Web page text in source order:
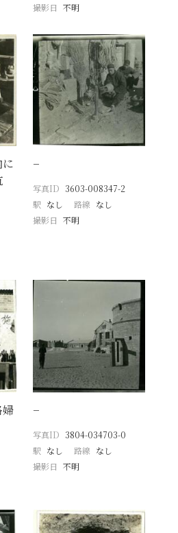
撮影日 不明
−
写真ID 3603-008347-2
駅 なし 路線 なし
撮影日 不明
婦
−
写真ID 3804-034703-0
駅 なし 路線 なし
撮影日 不明